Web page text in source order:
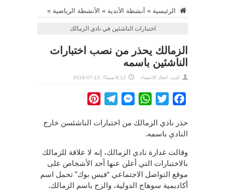
الرئيسية » أنشطة الأندية » الأنشطة الرياضية »
اختبارات الناشئين في نادي الزمالك
الزمالك يحذر من نصب اختبارات
الناشئين باسمه
كتب: اتحاد الاعضاء 8:12 مساءً ,12-07-2019
Facebook
Twitter
WhatsApp
Messenger
Telegram
حذر نادي الزمالك من اختبارات الناشئسن خارج
النادي باسمه.
وقالت غدارة نادي الزمالك، إنه لا علاقة للزمالك
بالاختبارات التي أعلن عنها أحد الأشخاص على
موقع التواصل الاجتماعي “فيس بوك” تحمل اسم
أكاديمية سوهاج الدولية، والزج باسم الزمالك.